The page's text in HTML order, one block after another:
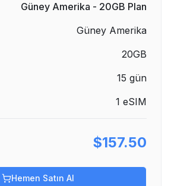
Güney Amerika - 20GB Plan
Güney Amerika
20GB
15 gün
1 eSIM
$157.50
Hemen Satın Al